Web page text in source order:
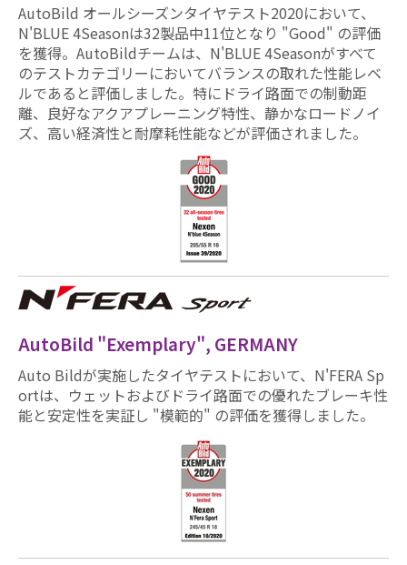
AutoBild オールシーズンタイヤテスト2020において、
N'BLUE 4Seasonは32製品中11位となり "Good" の評価
を獲得。AutoBildチームは、N'BLUE 4Seasonがすべて
のテストカテゴリーにおいてバランスの取れた性能レベ
ルであると評価しました。特にドライ路面での制動距
離、良好なアクアプレーニング特性、静かなロードノイ
ズ、高い経済性と耐摩耗性能などが評価されました。
AutoBild "Exemplary", GERMANY
Auto Bildが実施したタイヤテストにおいて、N'FERA Sp
ortは、ウェットおよびドライ路面での優れたブレーキ性
能と安定性を実証し "模範的" の評価を獲得しました。